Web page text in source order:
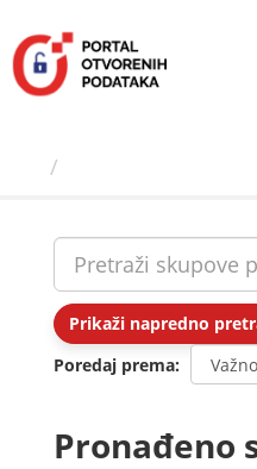
sadržaj
Prikaži napredno
Poredaj prema
Pronađeno